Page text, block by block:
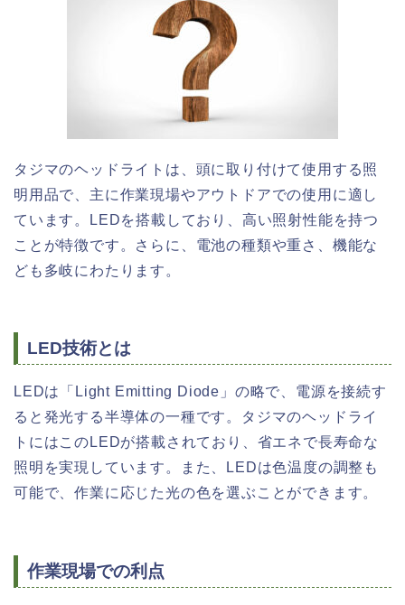
タジマのヘッドライトは、頭に取り付けて使用する照
明用品で、主に作業現場やアウトドアでの使用に適し
ています。LEDを搭載しており、高い照射性能を持つ
ことが特徴です。さらに、電池の種類や重さ、機能な
ども多岐にわたります。
LED技術とは
LEDは「Light Emitting Diode」の略で、電源を接続す
ると発光する半導体の一種です。タジマのヘッドライ
トにはこのLEDが搭載されており、省エネで長寿命な
照明を実現しています。また、LEDは色温度の調整も
可能で、作業に応じた光の色を選ぶことができます。
作業現場での利点